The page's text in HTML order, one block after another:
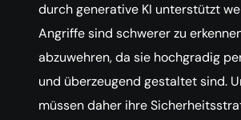
durch generative KI unterstützt
Angriffe sind schwerer zu
abzuwehren, da sie hochgradig
und überzeugend gestaltet sind.
müssen daher ihre